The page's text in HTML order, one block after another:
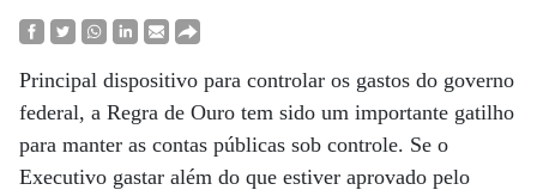
Principal dispositivo para controlar os gastos do governo
federal, a Regra de Ouro tem sido um importante gatilho
para manter as contas públicas sob controle. Se o
Executivo gastar além do que estiver aprovado pelo